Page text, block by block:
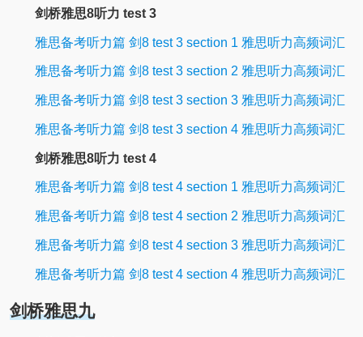
剑桥雅思8听力 test 3
雅思备考听力篇 剑8 test 3 section 1 雅思听力高频词汇
雅思备考听力篇 剑8 test 3 section 2 雅思听力高频词汇
雅思备考听力篇 剑8 test 3 section 3 雅思听力高频词汇
雅思备考听力篇 剑8 test 3 section 4 雅思听力高频词汇
剑桥雅思8听力 test 4
雅思备考听力篇 剑8 test 4 section 1 雅思听力高频词汇
雅思备考听力篇 剑8 test 4 section 2 雅思听力高频词汇
雅思备考听力篇 剑8 test 4 section 3 雅思听力高频词汇
雅思备考听力篇 剑8 test 4 section 4 雅思听力高频词汇
剑桥雅思九